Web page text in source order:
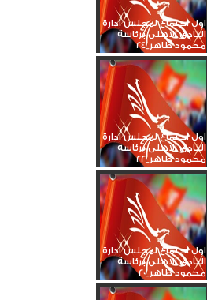
اول اجتماع لمجلس ادارة
النادى الاهلى برئاسة
محمود طاهر_24
اول اجتماع لمجلس ادارة
النادى الاهلى برئاسة
محمود طاهر_22
اول اجتماع لمجلس ادارة
النادى الاهلى برئاسة
محمود طاهر_20